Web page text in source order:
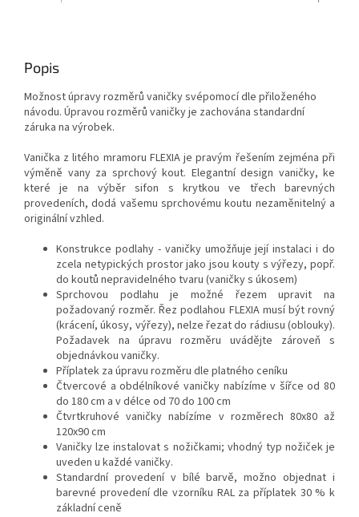
Popis
Možnost úpravy rozměrů vaničky svépomocí dle přiloženého
návodu. Úpravou rozměrů vaničky je zachována standardní
záruka na výrobek.
Vanička z litého mramoru FLEXIA je pravým řešením zejména při
výměně vany za sprchový kout. Elegantní design vaničky, ke
které je na výběr sifon s krytkou ve třech barevných
provedeních, dodá vašemu sprchovému koutu nezaměnitelný a
originální vzhled.
Konstrukce podlahy - vaničky umožňuje její instalaci i do
zcela netypických prostor jako jsou kouty s výřezy, popř.
do koutů nepravidelného tvaru (vaničky s úkosem)
Sprchovou podlahu je možné řezem upravit na
požadovaný rozměr. Řez podlahou FLEXIA musí být rovný
(krácení, úkosy, výřezy), nelze řezat do rádiusu (oblouky).
Požadavek na úpravu rozměru uvádějte zároveň s
objednávkou vaničky.
Příplatek za úpravu rozměru dle platného ceníku
Čtvercové a obdélníkové vaničky nabízíme v šířce od 80
do 180 cm a v délce od 70 do 100 cm
Čtvrtkruhové vaničky nabízíme v rozměrech 80x80 až
120x90 cm
Vaničky lze instalovat s nožičkami; vhodný typ nožiček je
uveden u každé vaničky.
Standardní provedení v bílé barvě, možno objednat i
barevné provedení dle vzorníku RAL za příplatek 30 % k
základní ceně